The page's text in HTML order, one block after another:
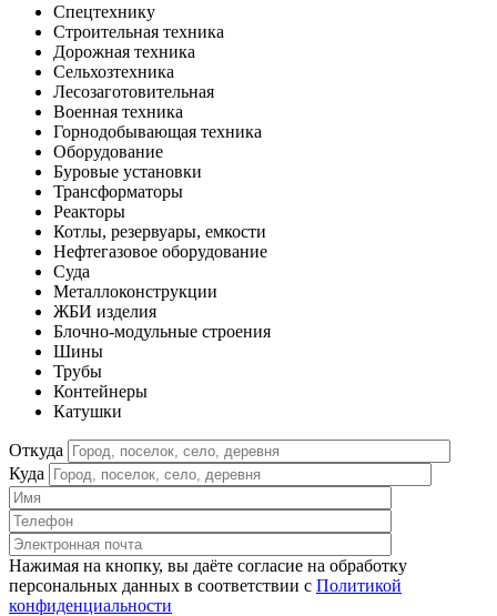
Спецтехнику
Строительная техника
Дорожная техника
Сельхозтехника
Лесозаготовительная
Военная техника
Горнодобывающая техника
Оборудование
Буровые установки
Трансформаторы
Реакторы
Котлы, резервуары, емкости
Нефтегазовое оборудование
Cуда
Металлоконструкции
ЖБИ изделия
Блочно-модульные строения
Шины
Трубы
Контейнеры
Катушки
Откуда
Куда
Нажимая на кнопку, вы даёте согласие на обработку
персональных данных в соответствии c Политикой
конфиденциальности